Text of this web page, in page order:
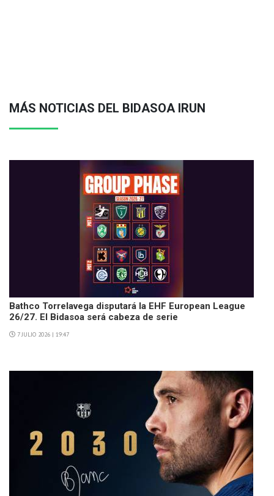
MÁS NOTICIAS DEL BIDASOA IRUN
Bathco Torrelavega disputará la EHF European League
26/27. El Bidasoa será cabeza de serie
7 JULIO 2026 | 19:47